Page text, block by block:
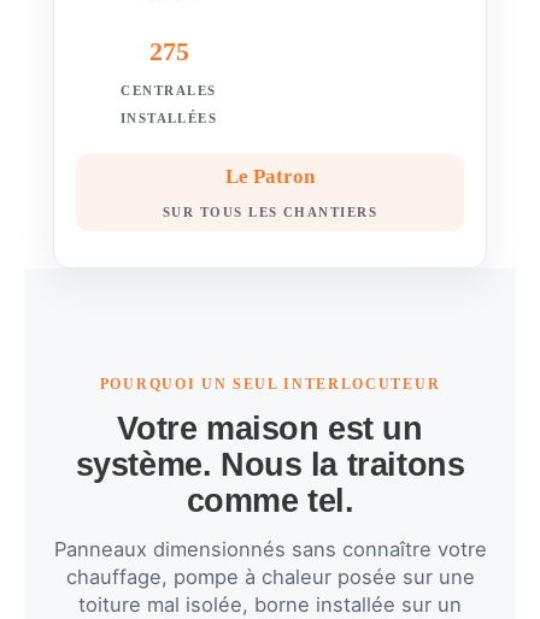
275
CENTRALES
INSTALLÉES
Le Patron
SUR TOUS LES CHANTIERS
POURQUOI UN SEUL INTERLOCUTEUR
Votre maison est un
système. Nous la traitons
comme tel.
Panneaux dimensionnés sans connaître votre
chauffage, pompe à chaleur posée sur une
toiture mal isolée, borne installée sur un